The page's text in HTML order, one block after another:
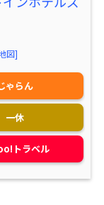
図]
ゃらん
一休
トラベル